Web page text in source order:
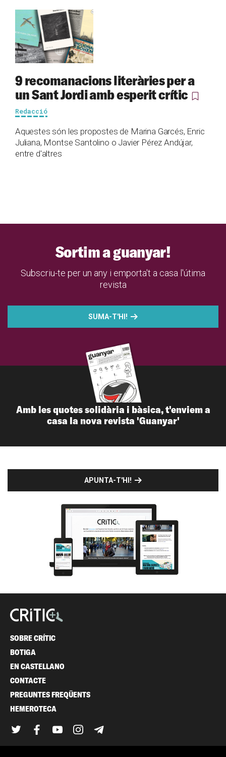
9 recomanacions literàries per a
un Sant Jordi amb esperit crític
Redacció
Aquestes són les propostes de Marina Garcés, Enric
Juliana, Montse Santolino o Javier Pérez Andújar,
entre d'altres
Sortim a guanyar!
Subscriu-te per un any i emporta't a casa l'útima
revista
SUMA-T'HI!
Amb les quotes solidària i bàsica, t'enviem a
casa la nova revista 'Guanyar'
APUNTA-T'HI!
SOBRE CRÍTIC
BOTIGA
EN CASTELLANO
CONTACTE
PREGUNTES FREQÜENTS
HEMEROTECA
TwitterFacebook
YouTubeInstagram